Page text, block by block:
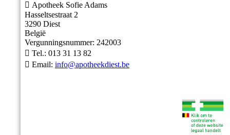
 Apotheek Sofie Adams
Hasseltsestraat 2
3290 Diest
België
Vergunningsnummer: 242003
 Tel.: 013 31 13 82
 Email: info@apotheekdiest.be